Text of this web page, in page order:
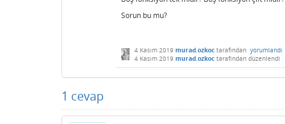
Sorun bu mu?
4 Kasım 2019 murad.ozkoc tarafından yorumlandı
4 Kasım 2019 murad.ozkoc tarafından düzenlendi
1 cevap